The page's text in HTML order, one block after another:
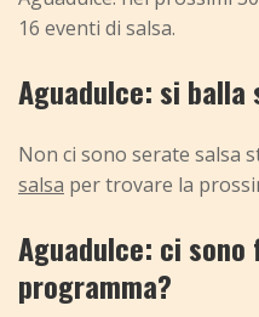
16 eventi di salsa.
Aguadulce: si balla
Non ci sono serate salsa
salsa per trovare la
Aguadulce: ci
programma?